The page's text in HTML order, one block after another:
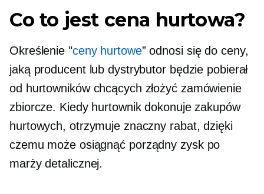
Co to jest cena hurtowa?
Określenie "ceny hurtowe” odnosi się do ceny,
jaką producent lub dystrybutor będzie pobierał
od hurtowników chcących złożyć zamówienie
zbiorcze. Kiedy hurtownik dokonuje zakupów
hurtowych, otrzymuje znaczny rabat, dzięki
czemu może osiągnąć porządny zysk po
marży detalicznej.